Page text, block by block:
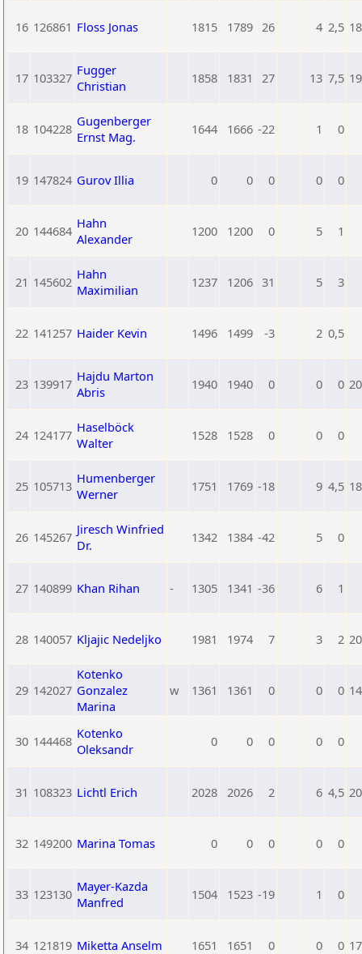
16 126861 Floss Jonas 1815 1789 26 4 2,5
17 103327 Fugger
Christian
1858 1831 27 13 7,5
18 104228 Gugenberger
Ernst Mag.
1644 1666 -22 1 0
19 147824 Gurov Illia 0 0 0 0 0
20 144684 Hahn
Alexander
1200 1200 0 5 1
21 145602 Hahn
Maximilian
1237 1206 31 5 3
22 141257 Haider Kevin 1496 1499 -3 2 0,5
23 139917 Hajdu Marton
Abris
1940 1940 0 0 0
24 124177 Haselböck
Walter
1528 1528 0 0 0
25 105713 Humenberger
Werner
1751 1769 -18 9 4,5
26 145267 Jiresch Winfried
Dr.
1342 1384 -42 5 0
27 140899 Khan Rihan - 1305 1341 -36 6 1
28 140057 Kljajic Nedeljko 1981 1974 7 3 2
29 142027
Kotenko
Gonzalez
Marina
w 1361 1361 0 0 0
30 144468 Kotenko
Oleksandr
0 0 0 0 0
31 108323 Lichtl Erich 2028 2026 2 6 4,5
32 149200 Marina Tomas 0 0 0 0 0
33 123130 Mayer-Kazda
Manfred
1504 1523 -19 1 0
34 121819 Miketta Anselm 1651 1651 0 0 0